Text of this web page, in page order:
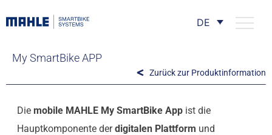
DE
My SmartBike APP
Zurück zur Produktinformation
Die mobile MAHLE My SmartBike Appist die
Hauptkomponente derdigitalen Plattform und